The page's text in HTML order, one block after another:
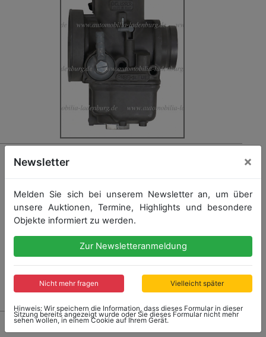
Startpreis: 140,00 €
Kein Nachverkauf
Newsletter ×
Melden Sie sich bei unserem Newsletter an, um über
unsere Auktionen, Termine, Highlights und besondere
Objekte informiert zu werden.
Zur Newsletteranmeldung
Nicht mehr fragen Vielleicht später
Hinweis: Wir speichern die Information, dass dieses Formular in dieser
Sitzung bereits angezeigt wurde oder Sie dieses Formular nicht mehr
sehen wollen, in einem Cookie auf Ihrem Gerät.